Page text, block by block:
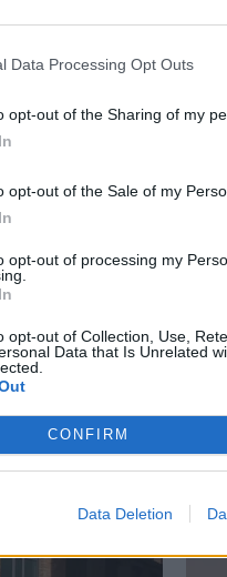
Data Processing Opt Outs
opt-out of the Sharing of my
opt-out of the Sale of my
opt-out of processing my
opt-out of Collection, Use,
Data that Is Unrelated
CONFIRM
Data Deletion
Elektromos autó
a váltáson töprengsz? Érdekelnek
a legújabb fejlesztések az
jó helyen jársz!